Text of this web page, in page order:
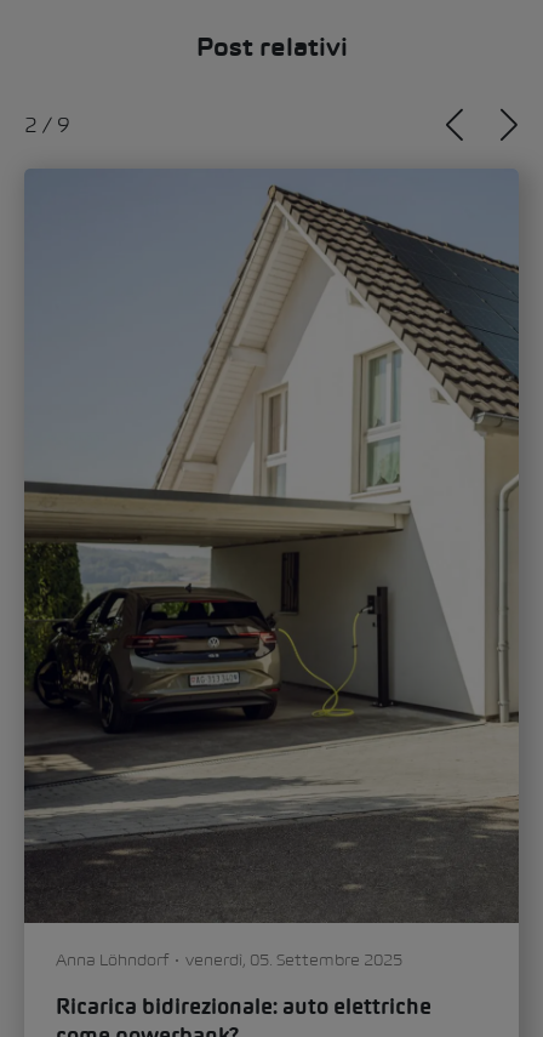
Post relativi
3 / 9
Anna Löhndorf venerdì, 02. Maggio 2025
Mobilità rinnovabile: ecco come funziona la
mobilità del futuro
Come si può sviluppare in Svizzera un
panorama di mobilità orientato al futuro e a
basse emissioni? Negli ultimi anni,...
Soluzioni del futuro